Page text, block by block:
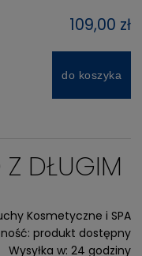
109,00 zł
do koszyka
Z DŁUGIM
Kosmetyczne i SPA
produkt dostępny
Wysyłka w: 24 godziny